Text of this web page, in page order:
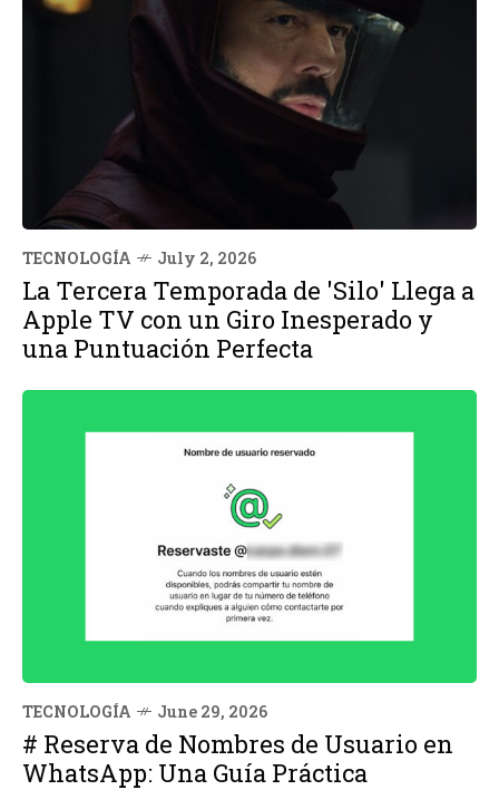
TECNOLOGÍA July 2, 2026
La Tercera Temporada de 'Silo' Llega a
Apple TV con un Giro Inesperado y
una Puntuación Perfecta
TECNOLOGÍA June 29, 2026
# Reserva de Nombres de Usuario en
WhatsApp: Una Guía Práctica